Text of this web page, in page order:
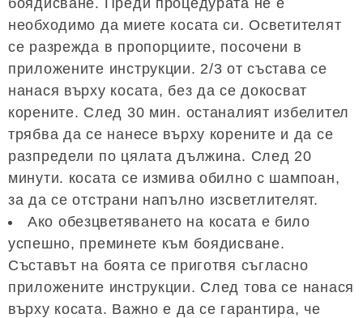
необходимо да миете косата си. Осветителят
се разрежда в пропорциите, посочени в
приложените инструкции. 2/3 от състава се
нанася върху косата, без да се докосват
корените. След 30 мин. останалият избелител
трябва да се нанесе върху корените и да се
разпредели по цялата дължина. След 20
минути. косата се измива обилно с шампоан,
за да се отстрани напълно изсветлителят.
Ако обезцветяването на косата е било
успешно, преминете към боядисване.
Съставът на боята се приготвя съгласно
приложените инструкции. След това се нанася
върху косата. Важно е да се гарантира, че